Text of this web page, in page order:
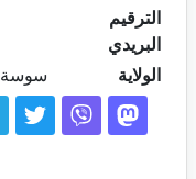
الترقيم
البريدي
الولاية
سوسة